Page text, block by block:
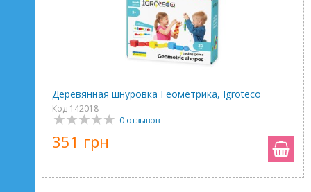
Деревянная шнуровка Геометрика, Igroteco
Код 142018
0 отзывов
351 грн